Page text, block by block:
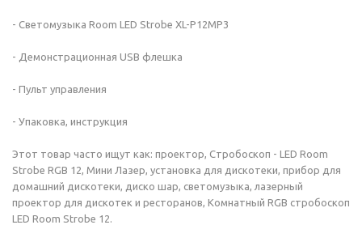
- Светомузыка Room LED Strobe XL-P12MP3
- Демонстрационная USB флешка
- Пульт управления
- Упаковка, инструкция
Этот товар часто ищут как: проектор, Стробоскоп - LED Room
Strobe RGB 12, Мини Лазер, установка для дискотеки, прибор для
домашний дискотеки, диско шар, светомузыка, лазерный
проектор для дискотек и ресторанов, Комнатный RGB стробоскоп
LED Room Strobe 12.